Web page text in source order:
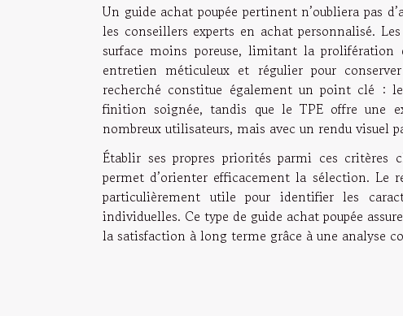
Un guide achat poupée pertinent n’oubliera pas
les conseillers experts en achat personnalisé.
surface moins poreuse, limitant la prolifération
entretien méticuleux et régulier pour
recherché constitue également un point clé :
finition soignée, tandis que le TPE offre une
nombreux utilisateurs, mais avec un rendu visuel
Établir ses propres priorités parmi ces critères
permet d’orienter efficacement la sélection. Le
particulièrement utile pour identifier les
individuelles. Ce type de guide achat poupée
la satisfaction à long terme grâce à une analyse